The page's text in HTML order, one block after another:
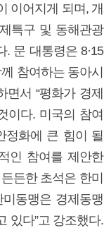
이어지게 되며, 개
특구 및 동해관광
문 대통령은 8·15
참여하는 동아시
면서 “평화가 경제
이다. 미국의 참여
정화에 큰 힘이 될
인 참여를 제안한
든한 초석은 한미
미동맹은 경제동맹
있다”고 강조했다.